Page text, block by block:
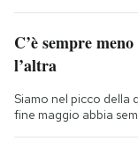
C’è sempre
l’altra
Siamo nel picco della
fine maggio abbia